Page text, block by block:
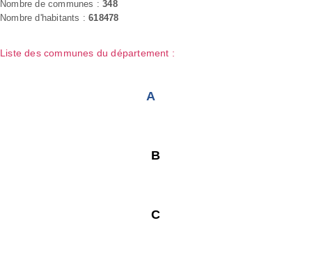
Nombre de communes :348
Nombre d'habitants :618478
Liste des communes du département :
A
B
C